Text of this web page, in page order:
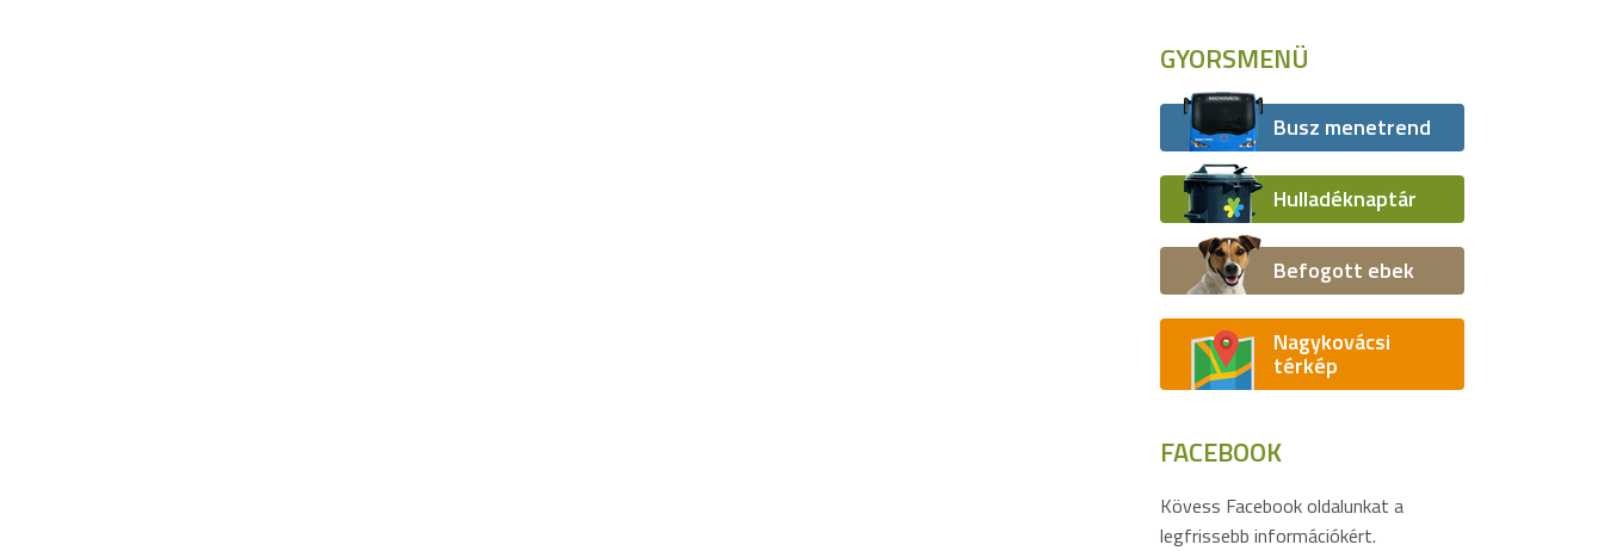
GYORSMENÜ
Busz menetrend
Hulladéknaptár
Befogott ebek
Nagykovácsi
térkép
FACEBOOK
Kövess Facebook oldalunkat a
legfrissebb információkért.